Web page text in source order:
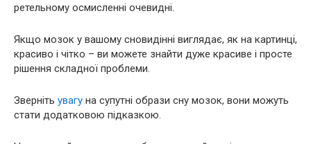
ретельному осмисленні очевидні.
Якщо мозок у вашому сновидінні виглядає, як на картинці,
красиво і чітко – ви можете знайти дуже красиве і просте
рішення складної проблеми.
Зверніть увагу на супутні образи сну мозок, вони можуть
стати додатковою підказкою.